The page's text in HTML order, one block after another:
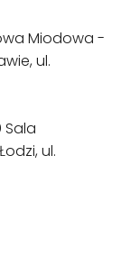
Miodowa -
ul.
Sala
ul.